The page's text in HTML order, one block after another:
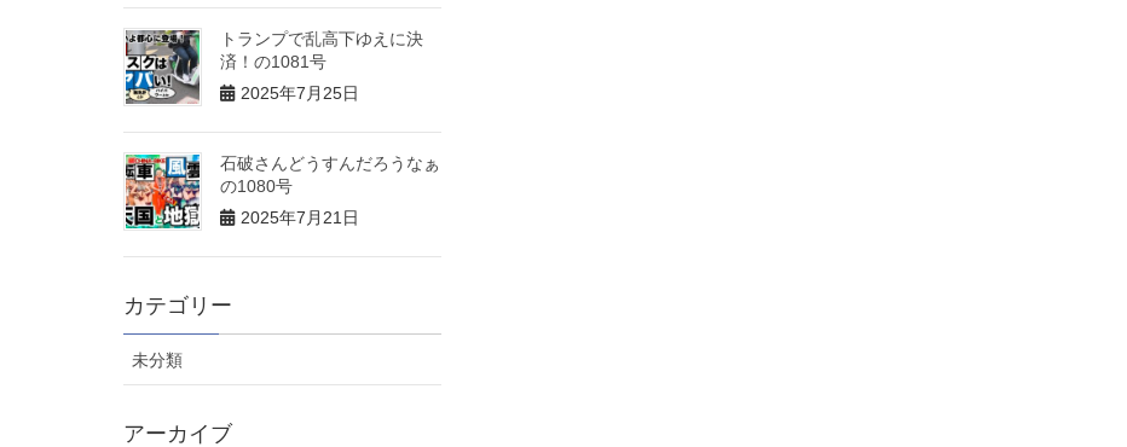
トランプで乱高下ゆえに決
済！の1081号
2025年7月25日
石破さんどうすんだろうなぁ
の1080号
2025年7月21日
カテゴリー
未分類
アーカイブ